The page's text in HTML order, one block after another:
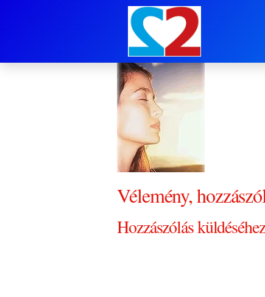
1028 merengő
Vélemény,
Hozzászólás